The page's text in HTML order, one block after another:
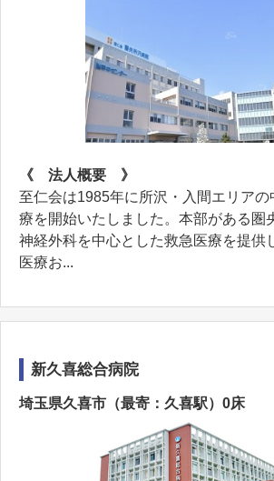
《 法人概要 》
至仁会は1985年に所沢・入間エリアの
療を開始いたしました。本部がある圏
神経外科を中心とした救急医療を提供
医療お...
新久喜総合病院
埼玉県久喜市（最寄：久喜駅）0床